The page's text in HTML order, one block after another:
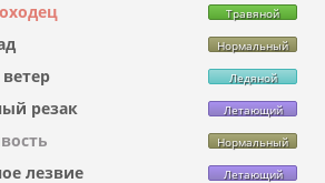
Травяной
Нормальный
Ледяной
резак Летающий
Нормальный
лезвие Летающий